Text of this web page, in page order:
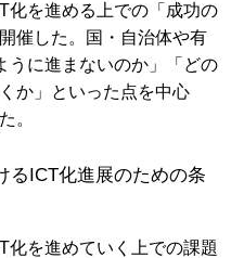
を進める上での「成功の
催した。国・自治体や有
うに進まないのか」「どの
か」といった点を中心
。
ICT化進展のための条
を進めていく上での課題